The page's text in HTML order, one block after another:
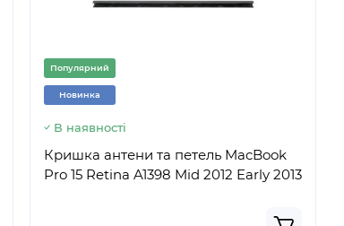
Популярний
Новинка
В наявності
Кришка антени та петель MacBook
Pro 15 Retina A1398 Mid 2012 Early 2013